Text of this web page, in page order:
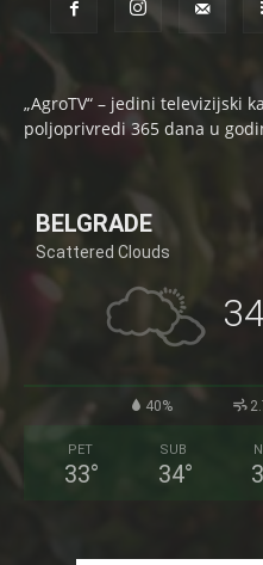
„AgroTV“ – jedini televizijski
poljoprivredi 365 dana u
BELGRADE
Scattered Clouds
40%
PET
33°
SUB
34°